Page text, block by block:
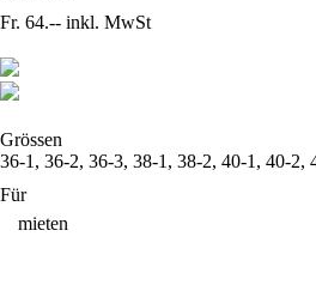
Fr. 64.-- inkl. MwSt
Grössen
36-1, 36-2, 36-3, 38-1, 38-2, 40-1, 40-2,
Für
mieten